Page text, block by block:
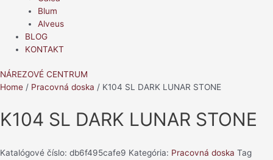
Blum
Alveus
BLOG
KONTAKT
NÁREZOVÉ CENTRUM
Home / Pracovná doska / K104 SL DARK LUNAR STONE
K104 SL DARK LUNAR STONE
Katalógové číslo: db6f495cafe9 Kategória: Pracovná doska Tag